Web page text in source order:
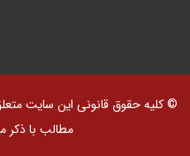
© کلیه حقوق قانونی این سایت
مطالب با ذکر